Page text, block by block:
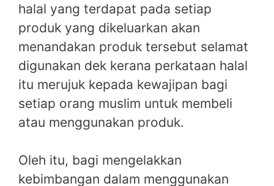
halal yang terdapat pada setiap
produk yang dikeluarkan akan
menandakan produk tersebut selamat
digunakan dek kerana perkataan halal
itu merujuk kepada kewajipan bagi
setiap orang muslim untuk membeli
atau menggunakan produk.
Oleh itu, bagi mengelakkan
kebimbangan dalam menggunakan